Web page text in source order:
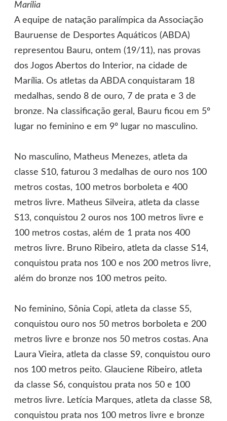
Marília
A equipe de natação paralímpica da Associação
Bauruense de Desportes Aquáticos (ABDA)
representou Bauru, ontem (19/11), nas provas
dos Jogos Abertos do Interior, na cidade de
Marília. Os atletas da ABDA conquistaram 18
medalhas, sendo 8 de ouro, 7 de prata e 3 de
bronze. Na classificação geral, Bauru ficou em 5º
lugar no feminino e em 9º lugar no masculino.
No masculino, Matheus Menezes, atleta da
classe S10, faturou 3 medalhas de ouro nos 100
metros costas, 100 metros borboleta e 400
metros livre. Matheus Silveira, atleta da classe
S13, conquistou 2 ouros nos 100 metros livre e
100 metros costas, além de 1 prata nos 400
metros livre. Bruno Ribeiro, atleta da classe S14,
conquistou prata nos 100 e nos 200 metros livre,
além do bronze nos 100 metros peito.
No feminino, Sônia Copi, atleta da classe S5,
conquistou ouro nos 50 metros borboleta e 200
metros livre e bronze nos 50 metros costas. Ana
Laura Vieira, atleta da classe S9, conquistou ouro
nos 100 metros peito. Glauciene Ribeiro, atleta
da classe S6, conquistou prata nos 50 e 100
metros livre. Letícia Marques, atleta da classe S8,
conquistou prata nos 100 metros livre e bronze